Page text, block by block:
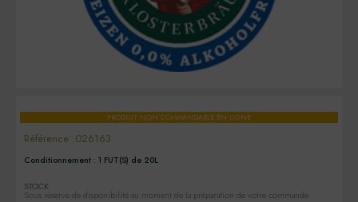
PRODUIT NON COMMANDABLE EN LIGNE
Référence :026163
Conditionnement : 1 FUT(S) de 20L
STOCK
Sous réserve de disponibilité au moment de la préparation de votre commande.